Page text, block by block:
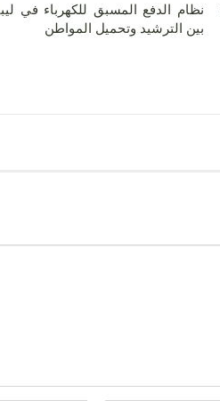
نظام الدفع المسبق للكهرباء في
بين الترشيد وتحميل المواطن